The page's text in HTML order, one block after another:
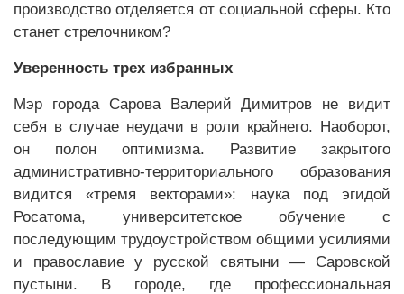
производство отделяется от социальной сферы. Кто
станет стрелочником?
Уверенность трех избранных
Мэр города Сарова Валерий Димитров не видит
себя в случае неудачи в роли крайнего. Наоборот,
он полон оптимизма. Развитие закрытого
административно-территориального образования
видится «тремя векторами»: наука под эгидой
Росатома, университетское обучение с
последующим трудоустройством общими усилиями
и православие у русской святыни — Саровской
пустыни. В городе, где профессиональная